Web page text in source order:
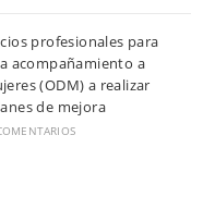
profesionales para
acompañamiento a
(ODM) a realizar
de mejora